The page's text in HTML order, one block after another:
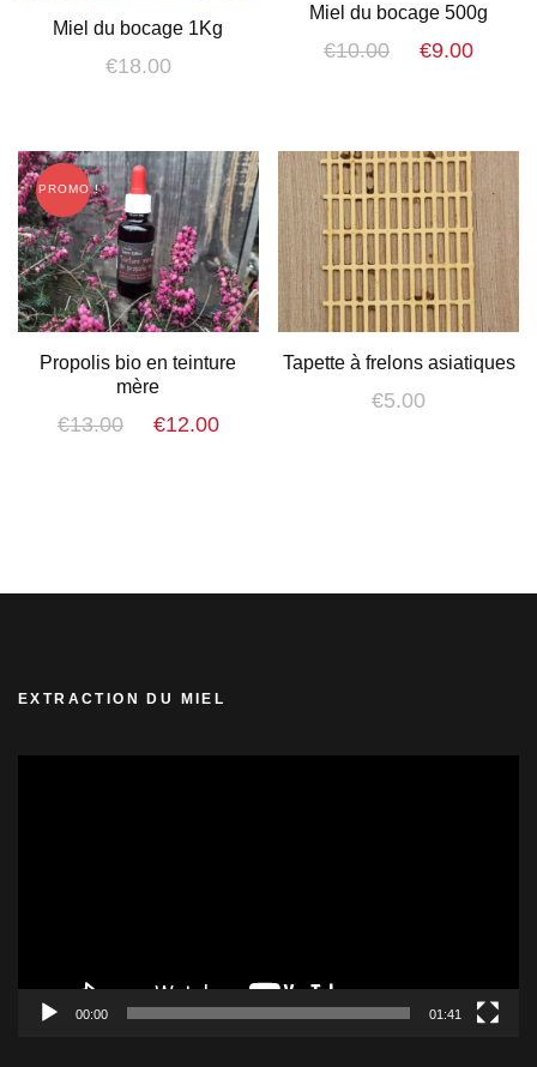
Miel du bocage 1Kg
€18.00
Miel du bocage 500g
€10.00
Le
était :
€10.00.
€9.00
est :
PROMO !
Propolis bio en teinture
mère
€13.00
Le
€12.00
Tapette à frelons asiatiques
€5.00
EXTRACTION DU MIEL
00:00 01:41